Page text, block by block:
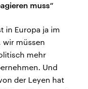
muss“
in Europa ja im
wir müssen
mehr
Und
der Leyen hat